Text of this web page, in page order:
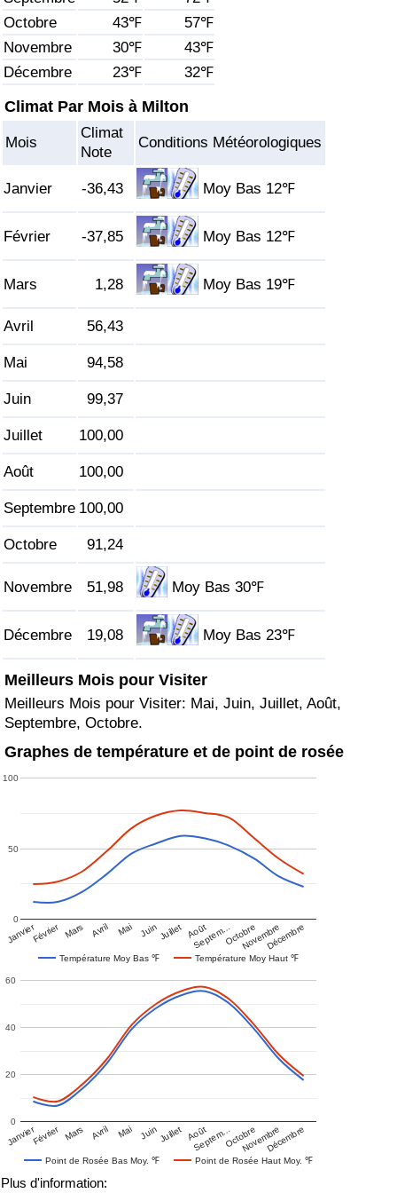
Octobre
43℉
57℉
Novembre
30℉
43℉
Décembre
23℉ 32℉
Climat Par Mois à Milton
Mois
Climat
Note
Conditions Météorologiques
Janvier -36,43 Moy Bas 12℉
Février -37,85 Moy Bas 12℉
Mars 1,28 Moy Bas 19℉
Avril 56,43
Mai 94,58
Juin 99,37
Juillet 100,00
Août 100,00
Septembre 100,00
Octobre 91,24
Novembre 51,98 Moy Bas 30℉
Décembre 19,08 Moy Bas 23℉
Meilleurs Mois pour Visiter
Meilleurs Mois pour Visiter: Mai, Juin, Juillet, Août,
Septembre, Octobre.
Graphes de température et de point de rosée
Température Moy Bas ℉ Température Moy Haut ℉
JanvierFévrier Mars Avril Mai Juin Juillet Août
Septem…OctobreNovembreDécembre
0
50
100
Point de Rosée Bas Moy. ℉ Point de Rosée Haut Moy. ℉
JanvierFévrier Mars Avril Mai Juin Juillet Août
Septem…OctobreNovembreDécembre
0
20
40
60
Plus d'information:
Soins de santé
Indice des soins de santé (Actuel)
Indice des soins de santé par Pays
Trafic
Indice de Trafic
Indice de Trafic (Actuel)